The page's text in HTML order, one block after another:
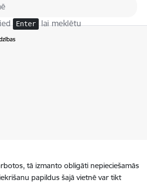
Enter lai meklētu
tā izmanto obligāti nepieciešamās
papildus šajā vietnē var tikt